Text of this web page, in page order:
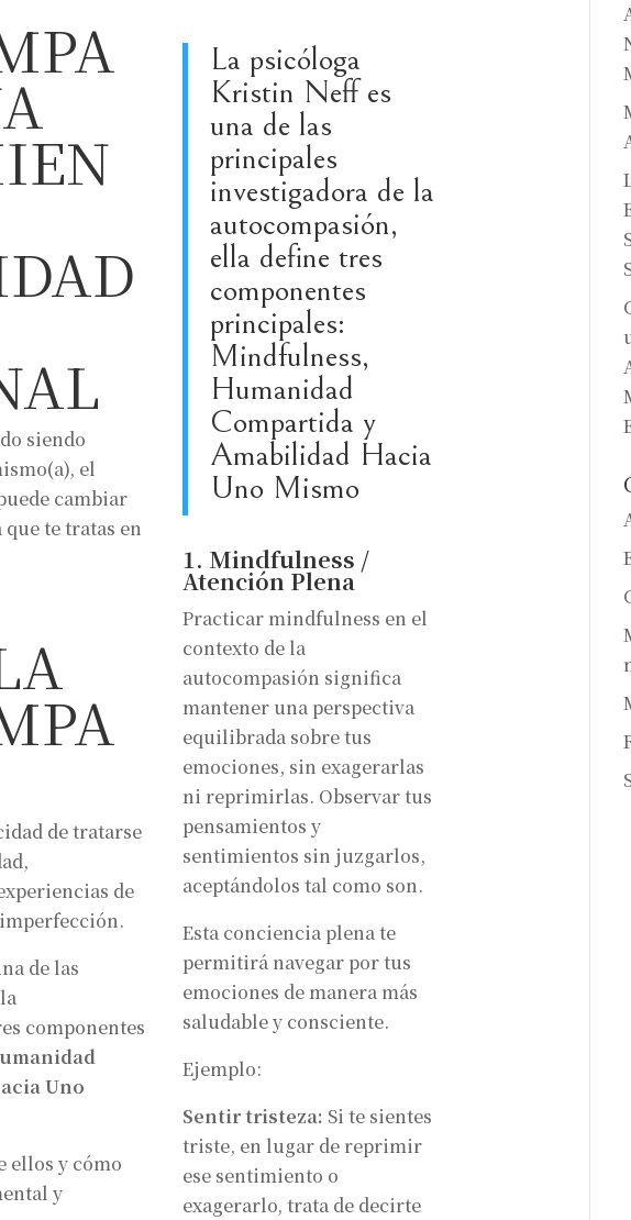
siendo
el
cambiar
te tratas en
de tratarse
de
de las
componentes
Uno
ellos y cómo
y
La psicóloga
Kristin Neff es
una de las
principales
investigadora de la
autocompasión,
ella define tres
componentes
principales:
Mindfulness,
Humanidad
Compartida y
Amabilidad Hacia
Uno Mismo
1. Mindfulness /
Atención Plena
Practicar mindfulness en el
contexto de la
autocompasión significa
mantener una perspectiva
equilibrada sobre tus
emociones, sin exagerarlas
ni reprimirlas. Observar tus
pensamientos y
sentimientos sin juzgarlos,
aceptándolos tal como son.
Esta conciencia plena te
permitirá navegar por tus
emociones de manera más
saludable y consciente.
Ejemplo:
Sentir tristeza: Si te sientes
triste, en lugar de reprimir
ese sentimiento o
exagerarlo, trata de decirte